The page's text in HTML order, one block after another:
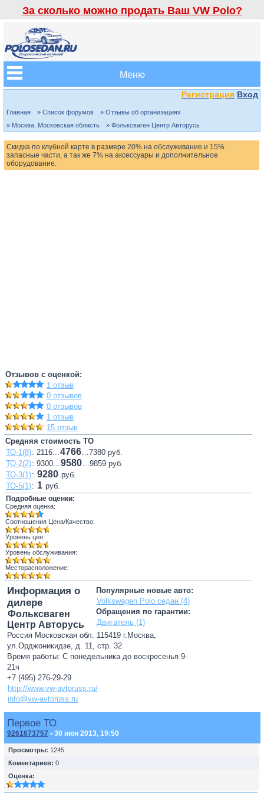
За сколько можно продать Ваш VW Polo?
Меню
Регистрация Вход
Главная » Список форумов
» Отзывы об организациях
» Москва, Московская область
» Фольксваген Центр Авторусь
Скидка по клубной карте в размере 20% на обслуживание и 15%
запасные части, а так же 7% на аксессуары и дополнительное
оборудование.
Отзывов с оценкой:
1 отзыв
0 отзывов
0 отзывов
1 отзыв
15 отзыв
Средняя стоимость ТО
ТО-1(8): 2116...4766...7380 руб.
ТО-2(2): 9300...9580...9859 руб.
ТО-3(1): 9280 руб.
ТО-5(1): 1 руб.
Подробные оценки:
Средняя оценка:
Соотношения Цена/Качество:
Уровень цен:
Уровень обслуживания:
Месторасположение:
Популярные новые авто:
Volkswagen Polo седан (4)
Обращения по гарантии:
Двигатель (1)
Информация о
дилере
Фольксваген
Центр Авторусь
Россия Московская обл. 115419 г.Москва,
ул.Орджоникидзе, д. 11, стр. 32
Время работы: С понедельника до воскресенья 9-
21ч
+7 (495) 276-29-29
http://www.vw-avtoruss.ru/
info@vw-avtoruss.ru
Первое ТО
9261673757 • 30 июн 2013, 19:50
Просмотры: 1245
Коментариев: 0
Оценка: